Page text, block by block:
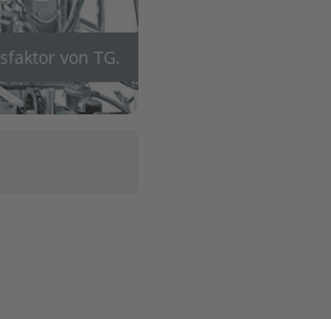
von TG.